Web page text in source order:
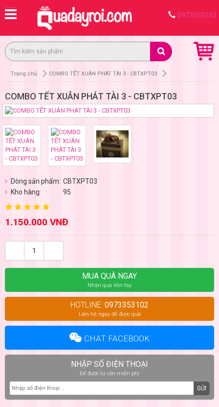
0973353102
Trang chủ COMBO TẾT XUÂN PHÁT TÀI 3 - CBTXPT03
COMBO TẾT XUÂN PHÁT TÀI 3 - CBTXPT03
Dòng sản phẩm: CBTXPT03
Kho hàng:
95
1.150.000 VNĐ
MUA QUÀ NGAY
Nhận quà liền tay
HOTLINE: 0973353102
Liên hệ ngay để được quà
CHAT FACEBOOK
NHẬP SỐ ĐIỆN THOẠI
Để được tư vấn miễn phí
GỬI